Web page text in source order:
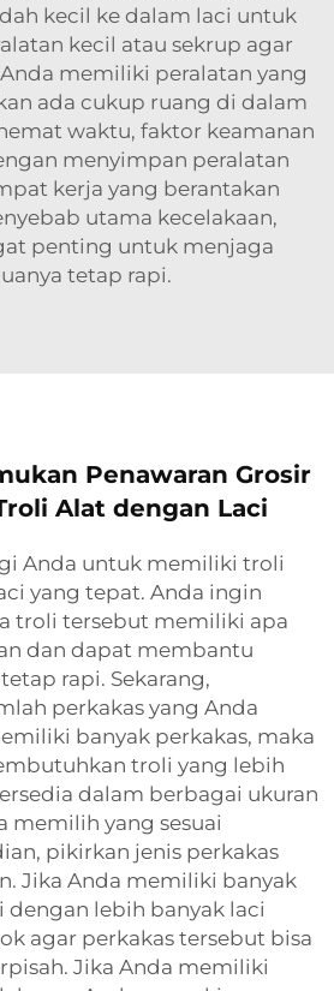
kecil ke dalam laci untuk
kecil atau sekrup agar
memiliki peralatan yang
ada cukup ruang di dalam
waktu, faktor keamanan
menyimpan peralatan
kerja yang berantakan
utama kecelakaan,
penting untuk menjaga
tetap rapi.
Penawaran Grosir
Alat dengan Laci
Anda untuk memiliki troli
yang tepat. Anda ingin
troli tersebut memiliki apa
dan dapat membantu
rapi. Sekarang,
perkakas yang Anda
banyak perkakas, maka
troli yang lebih
dalam berbagai ukuran
memilih yang sesuai
pikirkan jenis perkakas
Jika Anda memiliki banyak
dengan lebih banyak laci
agar perkakas tersebut bisa
Jika Anda memiliki